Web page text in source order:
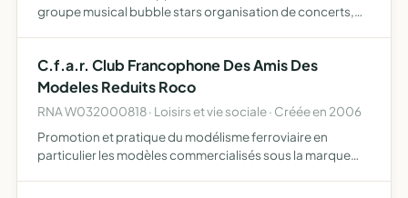
groupe musical bubble stars organisation de concerts,
autre a…
C.f.a.r. Club Francophone Des Amis Des
Modeles Reduits Roco
RNA W032000818 · Loisirs et vie sociale · Créée en 2006
Promotion et pratique du modélisme ferroviaire en
particulier les modèles commercialisés sous la marque